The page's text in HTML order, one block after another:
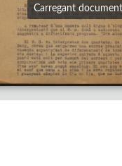
Carregant